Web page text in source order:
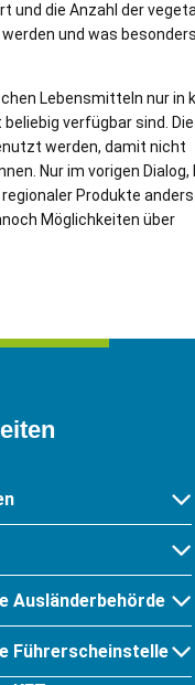
und die Anzahl der
und was
Lebensmitteln nur in
verfügbar sind.
werden, damit nicht
Nur im vorigen Dialog,
Produkte anders
Möglichkeiten über
Ausländerbehörde
Führerscheinstelle